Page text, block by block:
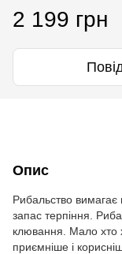
2 199 грн
Опис
Рибальство вимагає
запас терпіння.
клювання. Мало хто
приємніше і